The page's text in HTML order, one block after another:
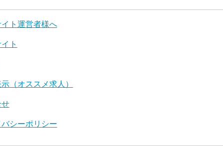
ト運営者様へ
ト
（オススメ求人）
シーポリシー